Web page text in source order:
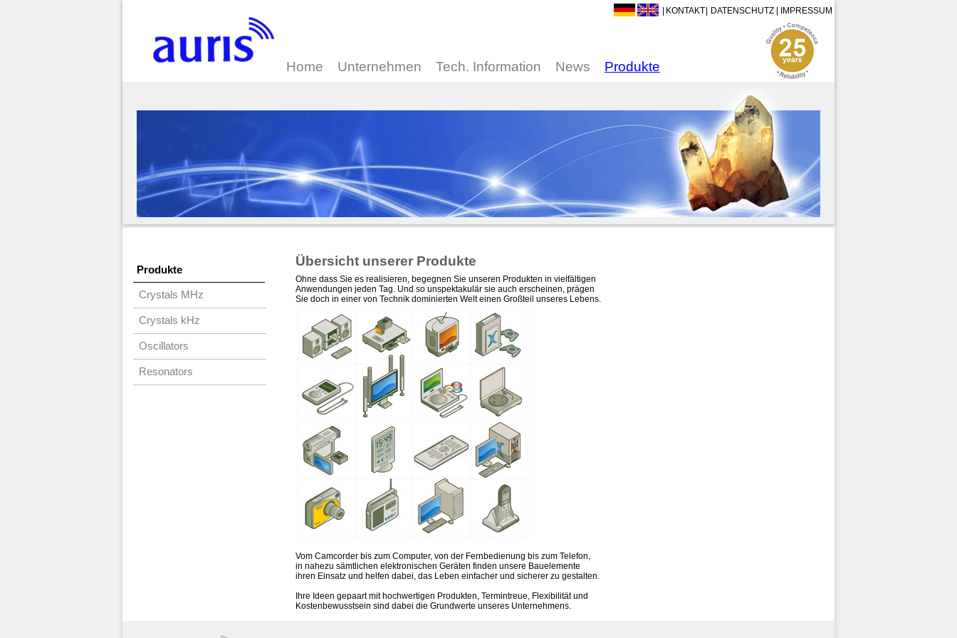
KONTAKT DATENSCHUTZ IMPRESSUM
Home Unternehmen Tech. Information News Produkte
Produkte
Crystals MHz
Crystals kHz
Oscillators
Resonators
Übersicht unserer Produkte
Ohne dass Sie es realisieren, begegnen Sie unseren Produkten in vielfältigen
Anwendungen jeden Tag. Und so unspektakulär sie auch erscheinen, prägen
Sie doch in einer von Technik dominierten Welt einen Großteil unseres Lebens.
Vom Camcorder bis zum Computer, von der Fernbedienung bis zum Telefon,
in nahezu sämtlichen elektronischen Geräten finden unsere Bauelemente
ihren Einsatz und helfen dabei, das Leben einfacher und sicherer zu gestalten.
Ihre Ideen gepaart mit hochwertigen Produkten, Termintreue, Flexibilität und
Kostenbewusstsein sind dabei die Grundwerte unseres Unternehmens.